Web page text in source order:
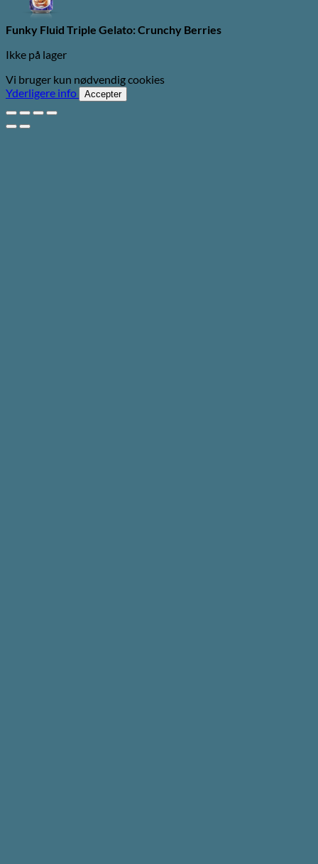
Funky Fluid Triple Gelato: Crunchy Berries
Ikke på lager
Vi bruger kun nødvendig cookies
Yderligere info
Accepter